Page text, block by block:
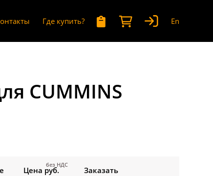
Где купить? En
CUMMINS
Цена руб.
без НДС
Заказать